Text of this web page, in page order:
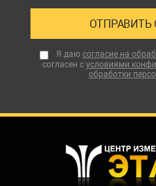
Я даю согласие на
согласен с условиями
обработки